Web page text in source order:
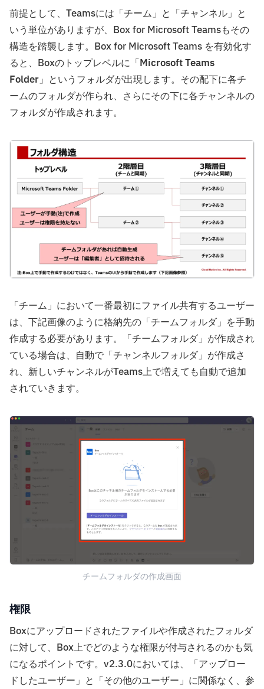
前提として、Teamsには「チーム」と「チャンネル」と
いう単位がありますが、Box for Microsoft Teamsもその
構造を踏襲します。Box for Microsoft Teams を有効化す
ると、Boxのトップレベルに「Microsoft Teams
Folder 」というフォルダが出現します。その配下に各チ
ームのフォルダが作られ、さらにその下に各チャンネルの
フォルダが作成されます。
「チーム」において一番最初にファイル共有するユーザー
は、下記画像のように格納先の「チームフォルダ」を手動
作成する必要があります。「チームフォルダ」が作成され
ている場合は、自動で「チャンネルフォルダ」が作成さ
れ、新しいチャンネルがTeams上で増えても自動で追加
されていきます。
チームフォルダの作成画面
権限
Boxにアップロードされたファイルや作成されたフォルダ
に対して、Box上でどのような権限が付与されるのかも気
になるポイントです。v2.3.0においては、「アップロー
ドしたユーザー」と「その他のユーザー」に関係なく、参